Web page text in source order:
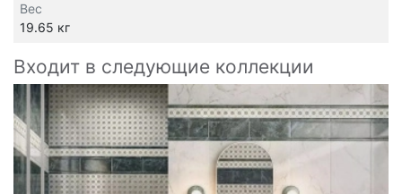
Вес
19.65 кг
Входит в следующие коллекции